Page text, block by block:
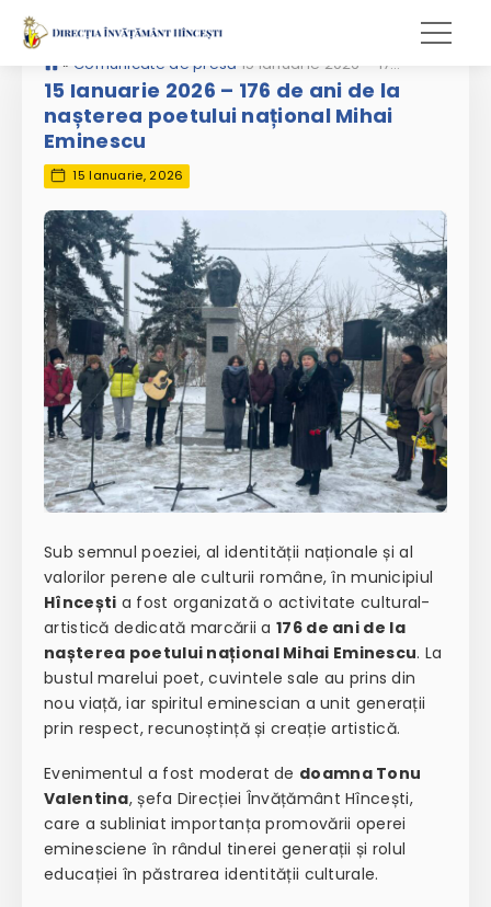
» Comunicate de presă 15 Ianuarie 2026 – 176 de ani de la nașterea poetului național Mihai Eminescu
15 Ianuarie 2026 – 176 de ani de la
nașterea poetului național Mihai
Eminescu
15 Ianuarie, 2026
Sub semnul poeziei, al identității naționale și al
valorilor perene ale culturii române, în municipiul
Hîncești a fost organizată o activitate cultural-
artistică dedicată marcării a 176 de ani de la
nașterea poetului național Mihai Eminescu. La
bustul marelui poet, cuvintele sale au prins din
nou viață, iar spiritul eminescian a unit generații
prin respect, recunoștință și creație artistică.
Evenimentul a fost moderat de doamna Tonu
Valentina, șefa Direcției Învățământ Hîncești,
care a subliniat importanța promovării operei
eminesciene în rândul tinerei generații și rolul
educației în păstrarea identității culturale.